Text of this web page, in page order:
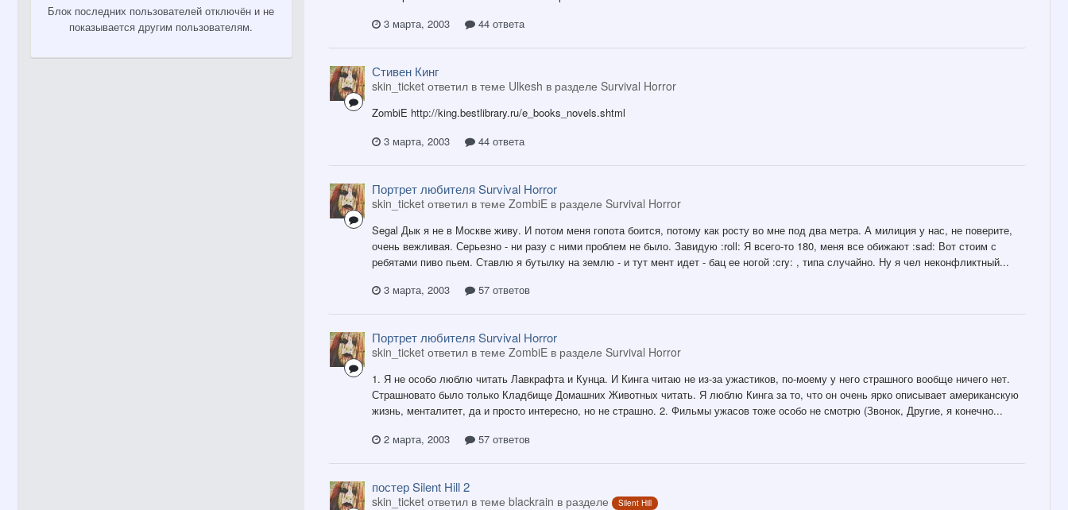
Блок последних пользователей отключён и не
показывается другим пользователям.
3 марта, 2003
44 ответа
Стивен Кинг
skin_ticket ответил в теме Ulkesh в разделе Survival Horror
ZombiE http://king.bestlibrary.ru/e_books_novels.shtml
3 марта, 2003
44 ответа
Портрет любителя Survival Horror
skin_ticket ответил в теме ZombiE в разделе Survival Horror
Segal Дык я не в Москве живу. И потом меня гопота боится, потому как росту во мне под два метра. А милиция у нас, не поверите,
очень вежливая. Серьезно - ни разу с ними проблем не было. Завидую :roll: Я всего-то 180, меня все обижают :sad: Вот стоим с
ребятами пиво пьем. Ставлю я бутылку на землю - и тут мент идет - бац ее ногой :cry: , типа случайно. Ну я чел неконфликтный...
3 марта, 2003
57 ответов
Портрет любителя Survival Horror
skin_ticket ответил в теме ZombiE в разделе Survival Horror
1. Я не особо люблю читать Лавкрафта и Кунца. И Кинга читаю не из-за ужастиков, по-моему у него страшного вообще ничего нет.
Страшновато было только Кладбище Домашних Животных читать. Я люблю Кинга за то, что он очень ярко описывает американскую
жизнь, менталитет, да и просто интересно, но не страшно. 2. Фильмы ужасов тоже особо не смотрю (Звонок, Другие, я конечно...
2 марта, 2003
57 ответов
постер Silent Hill 2
skin_ticket ответил в теме blackrain в разделе Silent Hill